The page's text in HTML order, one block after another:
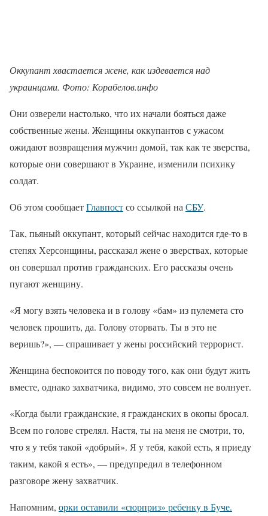
Оккупант хвастается жене, как издевается над
украинцами. Фото: Корабелов.инфо
Они озверели настолько, что их начали бояться даже
собственные жены. Женщины оккупантов с ужасом
ожидают возвращения мужчин домой, так как те зверства,
которые они совершают в Украине, изменили психику
солдат.
Об этом сообщаетГлавпостсо ссылкой наСБУ.
Так, пьяный оккупант, который сейчас находится где-то в
степях Херсонщины, рассказал жене о зверствах, которые
он совершал против гражданских. Его рассказы очень
пугают женщину.
«Я могу взять человека и в голову «бам» из пулемета сто
человек прошить, да. Голову оторвать. Ты в это не
веришь?», — спрашивает у жены российский террорист.
Женщина беспокоится по поводу того, как они будут жить
вместе, однако захватчика, видимо, это совсем не волнует.
«Когда были гражданские, я гражданских в окопы бросал.
Всем по голове стрелял. Настя, ты на меня не смотри, то,
что я у тебя такой «добрый». Я у тебя, какой есть, я приеду
таким, какой я есть», — предупредил в телефонном
разговоре жену захватчик.
Напомним, орки оставили «сюрприз» ребенку в Буче.